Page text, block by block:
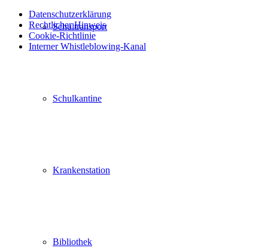
Schultransport
Schulkantine
Krankenstation
Bibliothek
Datenschutzerklärung
Rechtlicher Hinweis
Cookie-Richtlinie
Interner Whistleblowing-Kanal